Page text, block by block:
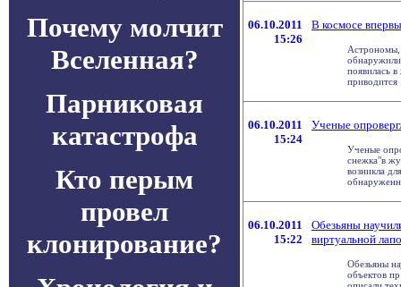
Почему молчит
Вселенная?
Парниковая
катастрофа
Кто перым
провел
клонирование?
06.10.2011
15:26
В космосе
Астрономы,
появилась
приводится
06.10.2011
15:24
Ученые
Ученые
снежка"в
возникла
06.10.2011
15:22
Обезьяны
виртуальной
Обезьяны
объектов